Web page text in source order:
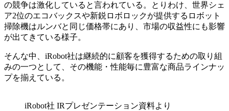
の競争は激化していると言われている。とりわけ、世界シェ
ア2位のエコバックスや新鋭ロボロックが提供するロボット
掃除機はルンバと同じ価格帯にあり、市場の収益性にも影響
が出てきている様子。
そんな中、iRobot社は継続的に顧客を獲得するための取り組
みの一つとして、その機能・性能毎に豊富な商品ラインナッ
プを揃えている。
iRobot社 IRプレゼンテーション資料より